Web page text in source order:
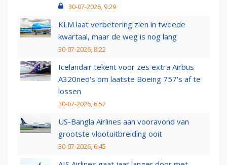
30-07-2026, 9:29
KLM laat verbetering zien in tweede
kwartaal, maar de weg is nog lang
30-07-2026, 8:22
Icelandair tekent voor zes extra Airbus
A320neo's om laatste Boeing 757's af te
lossen
30-07-2026, 6:52
US-Bangla Airlines aan vooravond van
grootste vlootuitbreiding ooit
30-07-2026, 6:45